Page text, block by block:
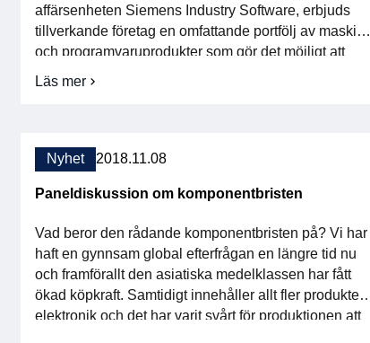
affärsenheten Siemens Industry Software, erbjuds
tillverkande företag en omfattande portfölj av maskin-
och programvaruprodukter som gör det möjligt att
integrera all data från vilket skede som helst i
Läs mer
om
Industry
Software
Nyhet 2018.11.08
Paneldiskussion om komponentbristen
Vad beror den rådande komponentbristen på? Vi har
haft en gynnsam global efterfrågan en längre tid nu
och framförallt den asiatiska medelklassen har fått
ökad köpkraft. Samtidigt innehåller allt fler produkter
elektronik och det har varit svårt för produktionen att